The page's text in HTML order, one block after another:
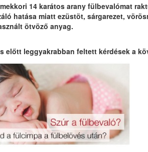
14 karátos arany fülbevalómat
hatása miatt ezüstöt, sárgarezet,
ötvöző anyag.
előtt leggyakrabban feltett kérdések a